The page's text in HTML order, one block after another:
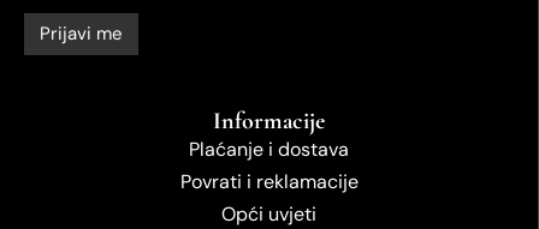
Informacije
Plaćanje i dostava
Povrati i reklamacije
Opći uvjeti